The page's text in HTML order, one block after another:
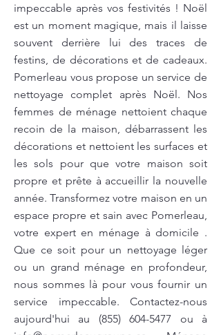
impeccable après vos festivités ! Noël
est un moment magique, mais il laisse
souvent derrière lui des traces de
festins, de décorations et de cadeaux.
Pomerleau vous propose un service de
nettoyage complet après Noël. Nos
femmes de ménage nettoient chaque
recoin de la maison, débarrassent les
décorations et nettoient les surfaces et
les sols pour que votre maison soit
propre et prête à accueillir la nouvelle
année. Transformez votre maison en un
espace propre et sain avec Pomerleau,
votre expert en ménage à domicile .
Que ce soit pour un nettoyage léger
ou un grand ménage en profondeur,
nous sommes là pour vous fournir un
service impeccable. Contactez-nous
aujourd'hui au (855) 604-5477 ou à